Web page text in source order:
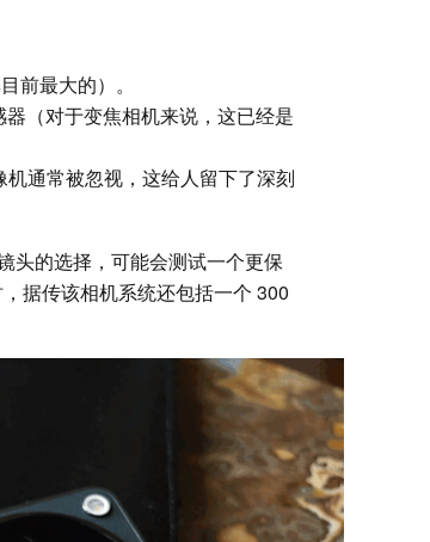
前最大的）。
（对于变焦相机来说，这已经是
通常被忽视，这给人留下了深刻
头的选择，可能会测试一个更保
据传该相机系统还包括一个 300